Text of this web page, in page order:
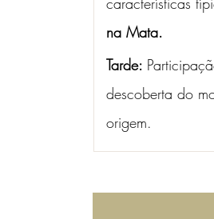
na Mata.
Tarde:
descoberta do
origem.